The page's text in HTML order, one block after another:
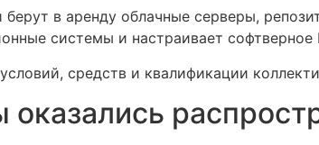
берут в аренду облачные серверы,
системы и настраивает софтверное
средств и квалификации